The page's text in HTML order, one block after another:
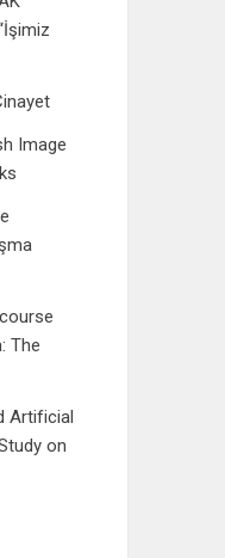
Image
The
Artificial
on